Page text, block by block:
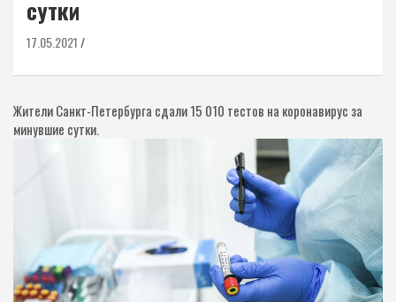
сутки
17.05.2021
Жители Санкт-Петербурга сдали 15 010 тестов на коронавирус за
минувшие сутки.